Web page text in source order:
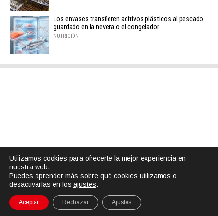
SHARE
Los envases transfieren aditivos plásticos al pescado
guardado en la nevera o el congelador
NUTRICIÓN
Utilizamos cookies para ofrecerte la mejor experiencia en
nuestra web.
Puedes aprender más sobre qué cookies utilizamos o
desactivarlas en los ajustes.
Aceptar Rechazar Ajustes